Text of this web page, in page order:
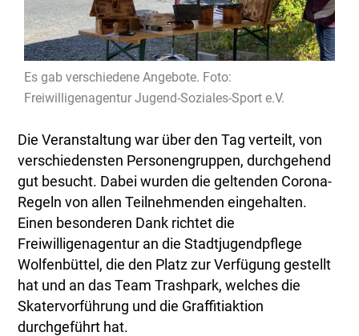
Es gab verschiedene Angebote. Foto:
Freiwilligenagentur Jugend-Soziales-Sport e.V.
Die Veranstaltung war über den Tag verteilt, von
verschiedensten Personengruppen, durchgehend
gut besucht. Dabei wurden die geltenden Corona-
Regeln von allen Teilnehmenden eingehalten.
Einen besonderen Dank richtet die
Freiwilligenagentur an die Stadtjugendpflege
Wolfenbüttel, die den Platz zur Verfügung gestellt
hat und an das Team Trashpark, welches die
Skatervorführung und die Graffitiaktion
durchgeführt hat.